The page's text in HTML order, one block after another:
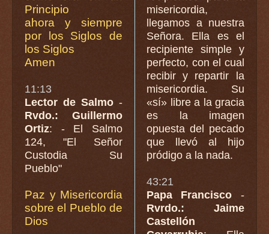
Principio
ahora y siempre
por los Siglos de
los Siglos
Amen
11:13
Lector de Salmo -
Rvdo.: Guillermo
Ortiz: - El Salmo
124, "El Señor
Custodia Su
Pueblo"
Paz y Misericordia
sobre el Pueblo de
Dios
misericordia,
llegamos a nuestra
Señora. Ella es el
recipiente simple y
perfecto, con el cual
recibir y repartir la
misericordia. Su
«sí» libre a la gracia
es la imagen
opuesta del pecado
que llevó al hijo
pródigo a la nada.
43:21
Papa Francisco -
Rvrdo.: Jaime
Castellón